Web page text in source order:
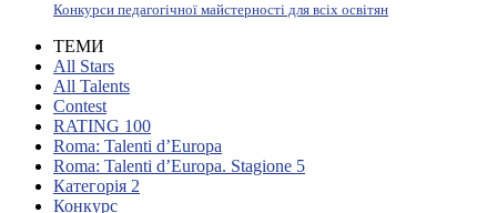
Конкурси педагогічної майстерності для всіх освітян
ТЕМИ
All Stars
All Talents
Contest
RATING 100
Roma: Talenti d’Europa
Roma: Talenti d’Europa. Stagione 5
Категорія 2
Конкурс